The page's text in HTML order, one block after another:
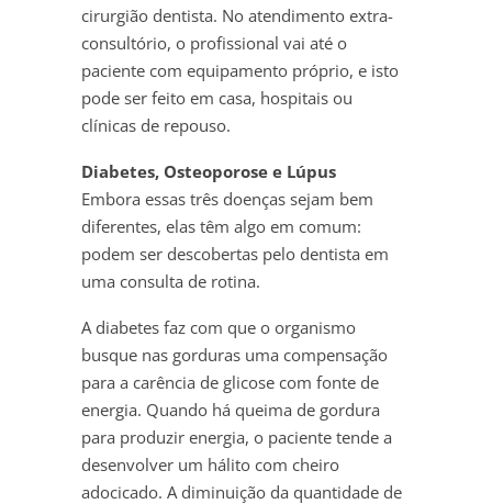
cirurgião dentista. No atendimento extra-
consultório, o profissional vai até o
paciente com equipamento próprio, e isto
pode ser feito em casa, hospitais ou
clínicas de repouso.
Diabetes, Osteoporose e Lúpus
Embora essas três doenças sejam bem
diferentes, elas têm algo em comum:
podem ser descobertas pelo dentista em
uma consulta de rotina.
A diabetes faz com que o organismo
busque nas gorduras uma compensação
para a carência de glicose com fonte de
energia. Quando há queima de gordura
para produzir energia, o paciente tende a
desenvolver um hálito com cheiro
adocicado. A diminuição da quantidade de